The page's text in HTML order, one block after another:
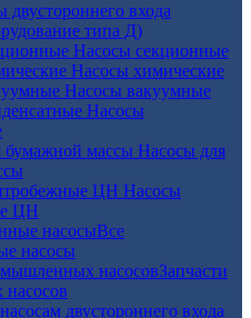
двустороннего входа
типа Д)
Насосы секционные
Насосы химические
Насосы вакуумные
Насосы
Насосы для
Насосы
ЦН
Все
насосы
Запчасти